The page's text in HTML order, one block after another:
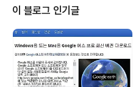
이 지점에서 한층 더 심해집니다.그건 책
이 아니까요. 우리의 정신과 신체를 통해
용하는 사물은 물론이고, 추상적이고 논
이 세상 모든 그 어떤 것이라도 그럴 수
따라서 백번 양보해 이전까지의 과거는
보시대인 지금은 그러한 고정 관념부터 ..
이 블로그 인기글